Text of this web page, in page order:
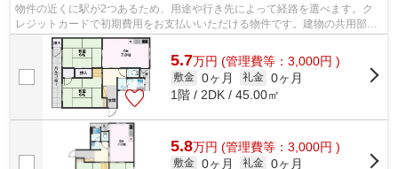
物件の近くに駅が2つあるため、用途や行き先によって経路を選べます。ク
レジットカードで初期費用をお支払いいただける物件です。建物の共用部に
ゴミ置き場があるので、外部の人にゴミ...
5.7万円 (管理費等：3,000円 )
敷金 0ヶ月 礼金 0ヶ月
1階 / 2DK / 45.00㎡
5.8万円 (管理費等：3,000円 )
敷金 0ヶ月 礼金 0ヶ月